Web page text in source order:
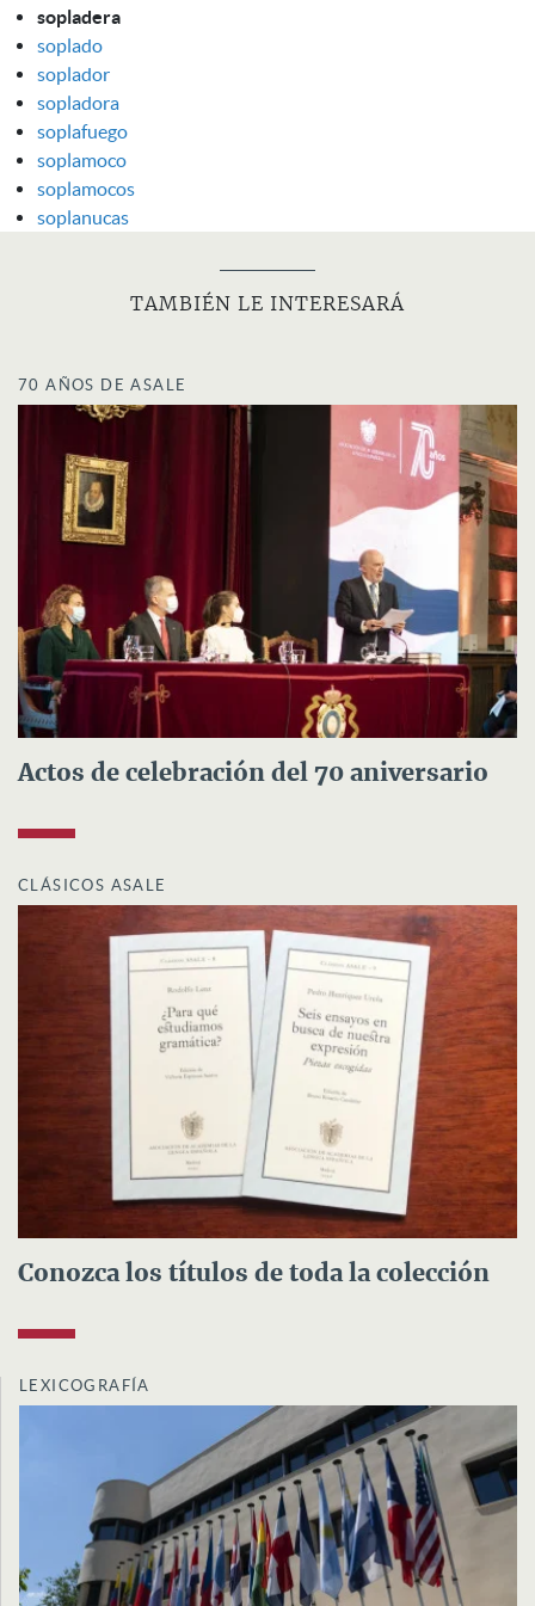
sopladera
soplado
soplador
sopladora
soplafuego
soplamoco
soplamocos
soplanucas
TAMBIÉN LE INTERESARÁ
70 AÑOS DE ASALE
Actos de celebración del 70 aniversario
CLÁSICOS ASALE
Conozca los títulos de toda la colección
LEXICOGRAFÍA